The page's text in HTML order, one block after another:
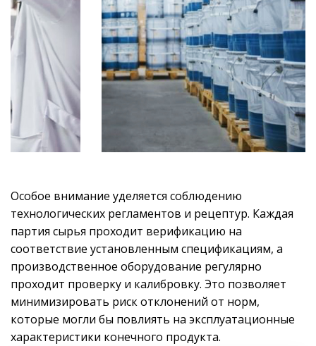
Особое внимание уделяется соблюдению
технологических регламентов и рецептур. Каждая
партия сырья проходит верификацию на
соответствие установленным спецификациям, а
производственное оборудование регулярно
проходит проверку и калибровку. Это позволяет
минимизировать риск отклонений от норм,
которые могли бы повлиять на эксплуатационные
характеристики конечного продукта.